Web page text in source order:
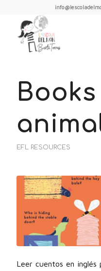
EFL RESOURCES
Leer cuentos en inglés